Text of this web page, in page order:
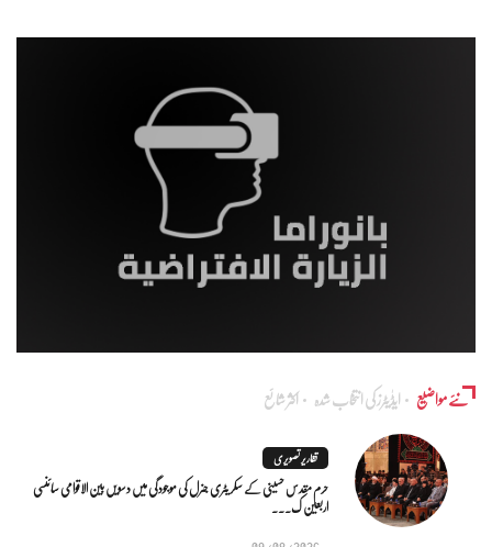
نئے مواضیع ایڈٰیٹرز کی انتخاب شدہ اکثر شائع
تقاریر تصویری
حرم مقدس حسینی کے سکریٹری جنرل کی موجودگی میں دسویں بین الاقوامی سائنسی
اربعین ک...